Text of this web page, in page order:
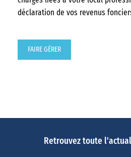
déclaration de vos revenus
FAIRE GÉRER
Retrouvez toute